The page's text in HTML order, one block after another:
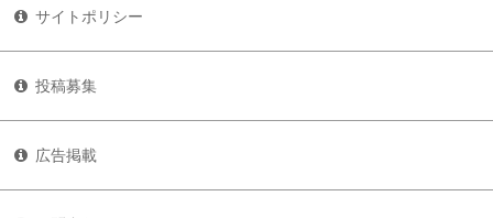
サイトポリシー
投稿募集
広告掲載